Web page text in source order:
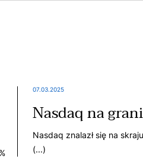
07.03.2025
Nasdaq na
Nasdaq znalazł się na
(...)